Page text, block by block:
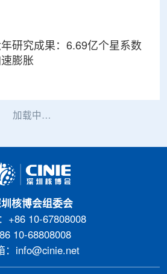
研究成果：6.69亿个星系数
膨胀
加载中…
核博会组委会
+86 10-67808008
10-68808008
：info@cinie.net